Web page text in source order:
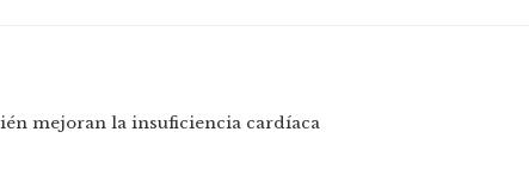
mejoran la insuficiencia cardíaca